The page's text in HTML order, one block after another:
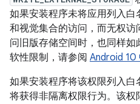
如果安装程序未将应用列入
和视觉集合的访问，而无权
问旧版存储空间时，也同样
软性限制，请参阅 Android 10
如果安装程序将该权限列入
将获得非隔离权限行为。该